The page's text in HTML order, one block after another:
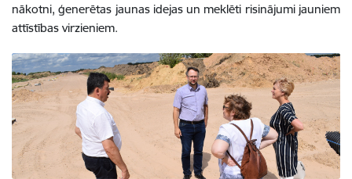
nākotni, ģenerētas jaunas idejas un meklēti risinājumi jauniem
attīstības virzieniem.